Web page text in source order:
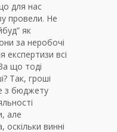
для нас
провели. Не
як
за неробочі
експертизи всі
що тоді
Так, гроші
з бюджету
але
оскільки винні